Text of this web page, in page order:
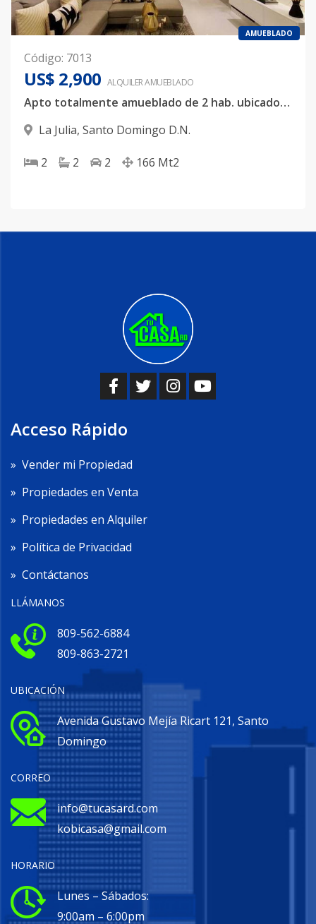
AMUEBLADO
Código: 7013
US$ 2,900 ALQUILERAMUEBLADO
Apto totalmente amueblado de 2 hab. ubicado en Torre de Lujo en La Julia
La Julia, Santo Domingo D.N.
2 2 2 166 Mt2
Acceso Rápido
» Vender mi Propiedad
» Propiedades en Venta
» Propiedades en Alquiler
» Política de Privacidad
» Contáctanos
LLÁMANOS
809-562-6884
809-863-2721
UBICACIÓN
Avenida Gustavo Mejía Ricart 121, Santo
Domingo
CORREO
info@tucasard.com
kobicasa@gmail.com
HORARIO
Lunes – Sábados:
9:00am – 6:00pm